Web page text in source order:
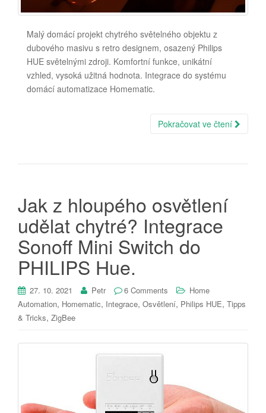
Malý domácí projekt chytrého světelného objektu z
dubového masivu s retro designem, osazený Philips
HUE světelnými zdroji. Komfortní funkce, unikátní
vzhled, vysoká užitná hodnota. Integrace do systému
domácí automatizace Homematic.
Pokračovat ve čtení
Jak z hloupého osvětlení
udělat chytré? Integrace
Sonoff Mini Switch do
PHILIPS Hue.
27. 10. 2021 Petr 6 Comments
Home
Automation, Homematic, Integrace, Osvětlení, Philips HUE, Tipps
& Tricks, ZigBee